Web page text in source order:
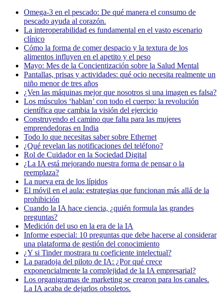
Omega-3 en el pescado: De qué manera el consumo de
pescado ayuda al corazón.
La interoperabilidad es fundamental en el vasto escenario
clínico
Cómo la forma de comer despacio y la textura de los
alimentos influyen en el apetito y el peso
Mayo: Mes de la Concientización sobre la Salud Mental
Pantallas, prisas y actividades: qué ocio necesita realmente un
niño menor de tres años
¿Ven las máquinas mejor que nosotros si una imagen es falsa?
Los músculos ‘hablan’ con todo el cuerpo: la revolución
científica que cambia la visión del ejercicio
Construyendo el camino que falta para las mujeres
emprendedoras en India
Todo lo que necesitas saber sobre Ethernet
¿Qué revelan las notificaciones del teléfono?
Rol de Cuidador en la Sociedad Digital
¿La IA está mejorando nuestra forma de pensar o la
reemplaza?
La nueva era de los lípidos
El móvil en el aula: estrategias que funcionan más allá de la
prohibición
Cuando la IA hace ciencia, ¿quién formula las grandes
preguntas?
Medición del uso en la era de la IA
Informe especial: 10 preguntas que debe hacerse al considerar
una plataforma de gestión del conocimiento
¿Y si Tinder mostrara tu coeficiente intelectual?
La paradoja del piloto de IA: ¿Por qué crece
exponencialmente la complejidad de la IA empresarial?
Los organigramas de marketing se crearon para los canales.
La IA acaba de dejarlos obsoletos.